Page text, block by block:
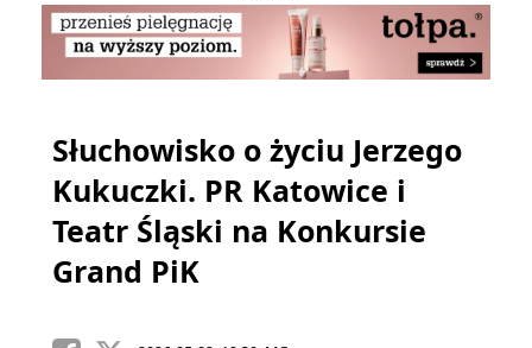
Słuchowisko o życiu Jerzego
Kukuczki. PR Katowice i
Teatr Śląski na Konkursie
Grand PiK